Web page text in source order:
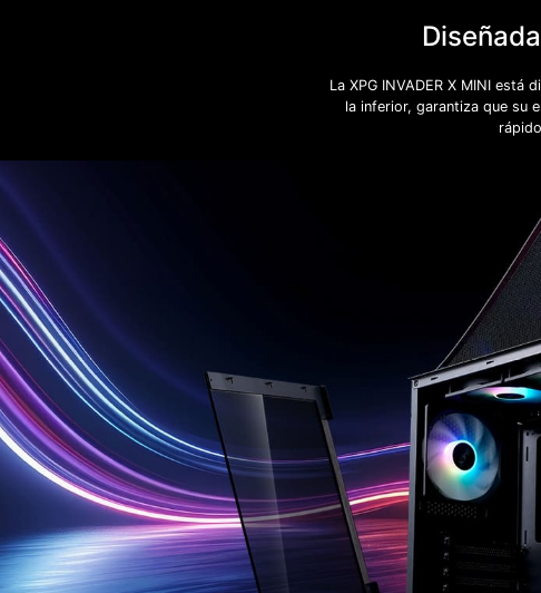
La XPG INVADER X MINI
la inferior, garantiza que su